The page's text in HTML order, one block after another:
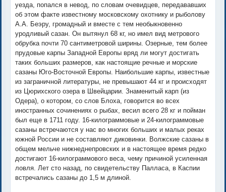
уезда, попался в невод, по словам очевидцев, передававших
об этом факте известному московскому охотнику и рыболову
А.А. Беэру, громадный и вместе с тем необыкновенно
уродливый сазан. Он вытянул 68 кг, но имел вид метрового
обрубка почти 70 сантиметровой ширины. Озерные, тем более
прудовые карпы Западной Европы вряд ли могут достигать
таких больших размеров, как настоящие речные и морские
сазаны Юго-Восточной Европы. Наибольшие карпы, известные
из заграничной литературы, не превышают 44 кг и происходят
из Цюрихского озера в Швейцарии. Знаменитый карп (из
Одера), о котором, со слов Блоха, говорится во всех
иностранных сочинениях о рыбах, весил всего 28 кг и пойман
был еще в 1711 году. 16-килограммовые и 24-килограммовые
сазаны встречаются у нас во многих больших и малых реках
южной России и не составляют диковинки. Волжские сазаны в
общем мельче нижнеднепровских и в настоящее время редко
достигают 16-килограммового веса, чему причиной усиленная
ловля. Лет сто назад, по свидетельству Палласа, в Каспии
встречались сазаны до 1,5 м длиной.